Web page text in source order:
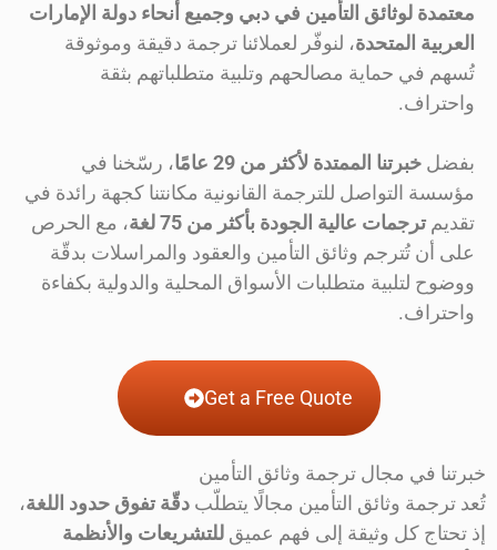
معتمدة لوثائق التأمين في دبي وجميع أنحاء دولة الإمارات
العربية المتحدة، لنوفّر لعملائنا ترجمة دقيقة وموثوقة
تُسهم في حماية مصالحهم وتلبية متطلباتهم بثقة
واحتراف.
بفضل خبرتنا الممتدة لأكثر من 29 عامًا
، رسّخنا في
مؤسسة التواصل للترجمة القانونية مكانتنا كجهة رائدة في
تقديم ترجمات عالية الجودة بأكثر من 75 لغة
، مع الحرص
على أن تُترجم وثائق التأمين والعقود والمراسلات بدقّة
ووضوح لتلبية متطلبات الأسواق المحلية والدولية بكفاءة
واحتراف.
Get a Free Quote
خبرتنا في مجال ترجمة وثائق التأمين
تُعد ترجمة وثائق التأمين مجالًا يتطلّب دقّة تفوق حدود اللغة،
إذ تحتاج كل وثيقة إلى فهم عميق للتشريعات والأنظمة